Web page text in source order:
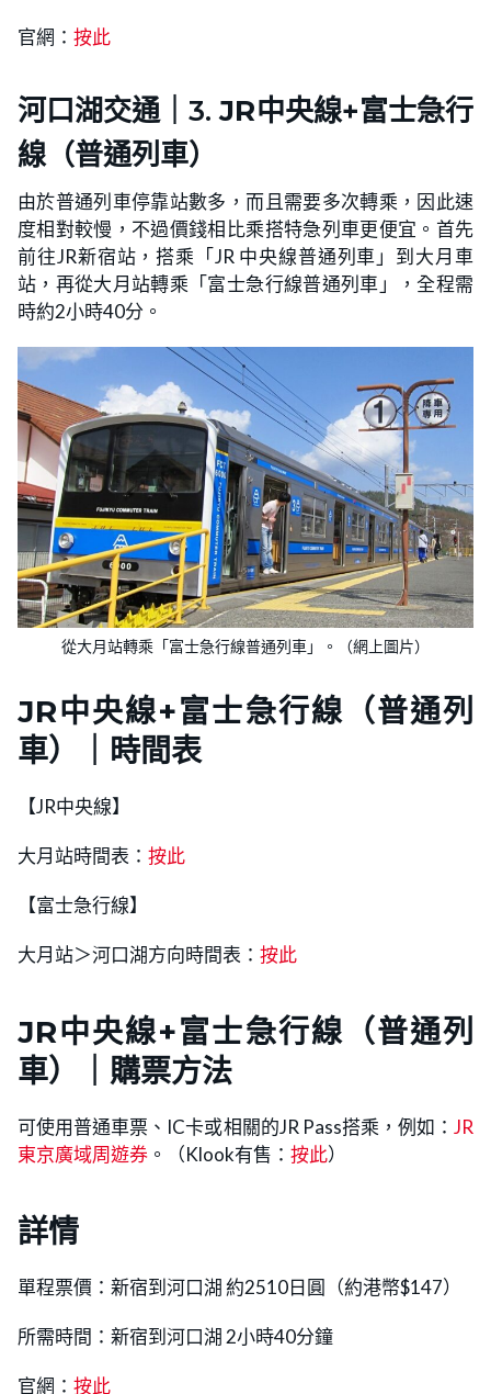
官網： 按此
河口湖交通｜3.JR中央線+富士急行
線（普通列車）
由於普通列車停靠站數多，而且需要多次轉乘，因此速
度相對較慢，不過價錢相比乘搭特急列車更便宜。首先
前往JR新宿站，搭乘「JR 中央線普通列車」到大月車
站，再從大月站轉乘「富士急行線普通列車」，全程需
時約2小時40分。
從大月站轉乘「富士急行線普通列車」。（網上圖片）
JR中央線+富士急行線 （普通列
車）｜時間表
【JR中央線】
大月站時間表： 按此
【富士急行線】
大月站＞河口湖方向時間表： 按此
JR中央線+富士急行線 （普通列
車）｜購票方法
可使用普通車票、IC卡或相關的JR Pass搭乘，例如： JR
東京廣域周遊券 。（Klook有售： 按此）
詳情
單程票價：新宿到河口湖 約2510日圓（約港幣$147）
所需時間：新宿到河口湖 2小時40分鐘
官網： 按此